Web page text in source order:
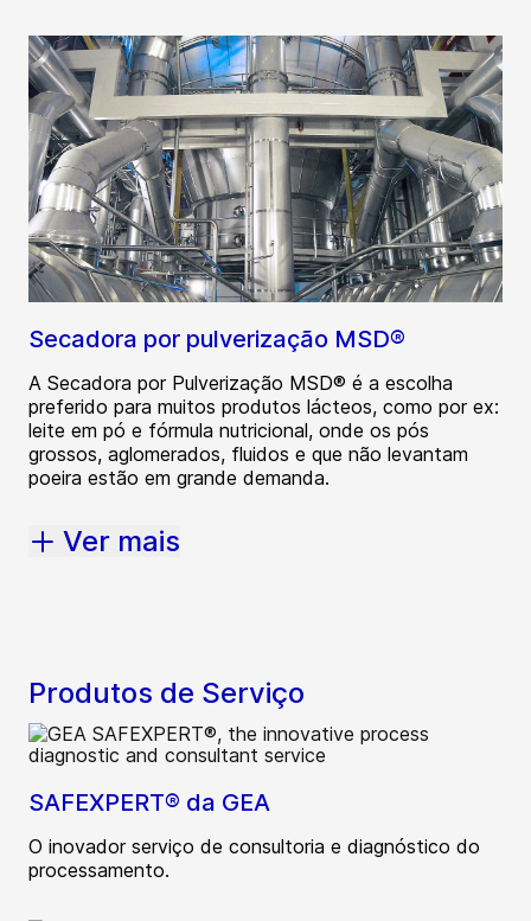
Secadora por pulverização MSD®
A Secadora por Pulverização MSD® é a escolha
preferido para muitos produtos lácteos, como por ex:
leite em pó e fórmula nutricional, onde os pós
grossos, aglomerados, fluidos e que não levantam
poeira estão em grande demanda.
Ver mais
Produtos de Serviço
SAFEXPERT® da GEA
O inovador serviço de consultoria e diagnóstico do
processamento.